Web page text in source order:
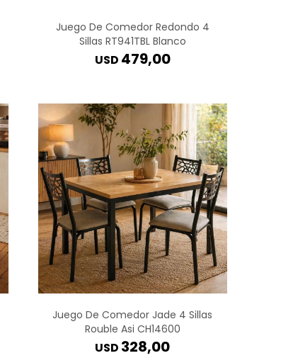
Juego De Comedor Redondo 4
Sillas RT941TBL Blanco
USD 479,00
Juego De Comedor Jade 4 Sillas
Rouble Asi CH14600
USD 328,00